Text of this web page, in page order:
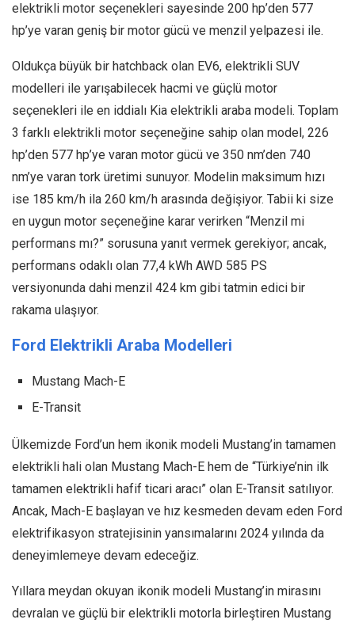
elektrikli motor seçenekleri sayesinde 200 hp’den 577
hp’ye varan geniş bir motor gücü ve menzil yelpazesi ile.
Oldukça büyük bir hatchback olan EV6, elektrikli SUV
modelleri ile yarışabilecek hacmi ve güçlü motor
seçenekleri ile en iddialı Kia elektrikli araba modeli. Toplam
3 farklı elektrikli motor seçeneğine sahip olan model, 226
hp’den 577 hp’ye varan motor gücü ve 350 nm’den 740
nm’ye varan tork üretimi sunuyor. Modelin maksimum hızı
ise 185 km/h ila 260 km/h arasında değişiyor. Tabii ki size
en uygun motor seçeneğine karar verirken “Menzil mi
performans mı?” sorusuna yanıt vermek gerekiyor; ancak,
performans odaklı olan 77,4 kWh AWD 585 PS
versiyonunda dahi menzil 424 km gibi tatmin edici bir
rakama ulaşıyor.
Ford Elektrikli Araba Modelleri
Mustang Mach-E
E-Transit
Ülkemizde Ford’un hem ikonik modeli Mustang’in tamamen
elektrikli hali olan Mustang Mach-E hem de “Türkiye’nin ilk
tamamen elektrikli hafif ticari aracı” olan E-Transit satılıyor.
Ancak, Mach-E başlayan ve hız kesmeden devam eden Ford
elektrifikasyon stratejisinin yansımalarını 2024 yılında da
deneyimlemeye devam edeceğiz.
Yıllara meydan okuyan ikonik modeli Mustang’in mirasını
devralan ve güçlü bir elektrikli motorla birleştiren Mustang